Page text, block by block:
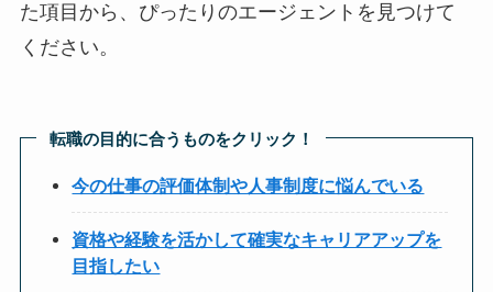
た項目から、ぴったりのエージェントを見つけて
ください。
転職の目的に合うものをクリック！
今の仕事の評価体制や人事制度に悩んでいる
資格や経験を活かして確実なキャリアアップを
目指したい